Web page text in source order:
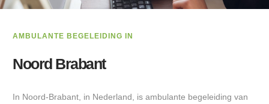
AMBULANTE BEGELEIDING IN
Noord Brabant
In Noord-Brabant, in Nederland, is ambulante begeleiding van